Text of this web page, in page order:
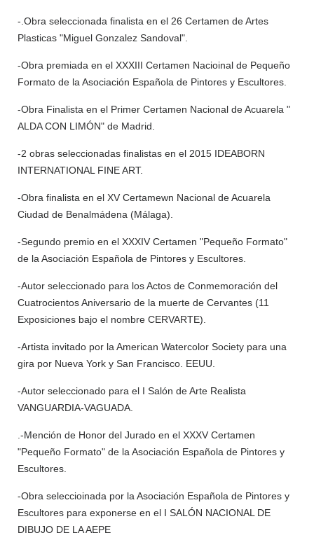
-.Obra seleccionada finalista en el 26 Certamen de Artes
Plasticas "Miguel Gonzalez Sandoval".
-Obra premiada en el XXXIII Certamen Nacioinal de Pequeño
Formato de la Asociación Española de Pintores y Escultores.
-Obra Finalista en el Primer Certamen Nacional de Acuarela "
ALDA CON LIMÓN" de Madrid.
-2 obras seleccionadas finalistas en el 2015 IDEABORN
INTERNATIONAL FINE ART.
-Obra finalista en el XV Certamewn Nacional de Acuarela
Ciudad de Benalmádena (Málaga).
-Segundo premio en el XXXIV Certamen "Pequeño Formato"
de la Asociación Española de Pintores y Escultores.
-Autor seleccionado para los Actos de Conmemoración del
Cuatrocientos Aniversario de la muerte de Cervantes (11
Exposiciones bajo el nombre CERVARTE).
-Artista invitado por la American Watercolor Society para una
gira por Nueva York y San Francisco. EEUU.
-Autor seleccionado para el I Salón de Arte Realista
VANGUARDIA-VAGUADA.
.-Mención de Honor del Jurado en el XXXV Certamen
"Pequeño Formato" de la Asociación Española de Pintores y
Escultores.
-Obra seleccioinada por la Asociación Española de Pintores y
Escultores para exponerse en el I SALÓN NACIONAL DE
DIBUJO DE LA AEPE